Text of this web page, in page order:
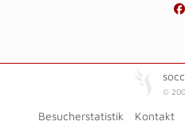
©
Besucherstatistik Kontakt